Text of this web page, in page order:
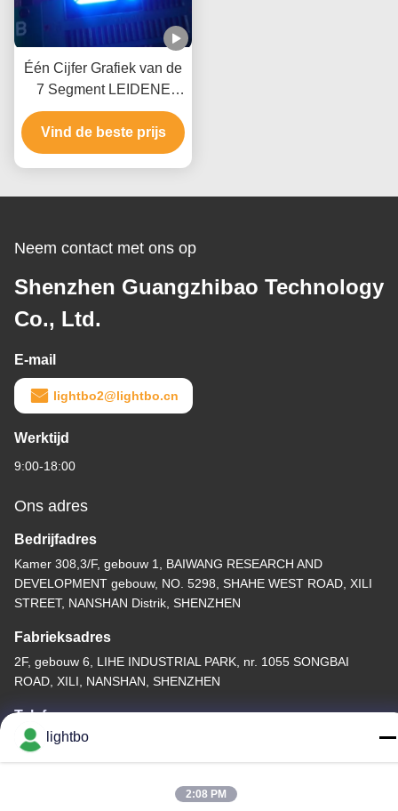
Één Cijfer Grafiek van de
7 Segment LEIDENE
Goedgekeurd Ce van
RoHS Vertonings
Volledig Kleur Binnen
Vind de beste prijs
Neem contact met ons op
Shenzhen Guangzhibao Technology
Co., Ltd.
E-mail
lightbo2@lightbo.cn
Werktijd
9:00-18:00
Ons adres
Bedrijfadres
Kamer 308,3/F, gebouw 1, BAIWANG RESEARCH AND
DEVELOPMENT gebouw, NO. 5298, SHAHE WEST ROAD, XILI
STREET, NANSHAN Distrik, SHENZHEN
Fabrieksadres
2F, gebouw 6, LIHE INDUSTRIAL PARK, nr. 1055 SONGBAI
ROAD, XILI, NANSHAN, SHENZHEN
Telefoon
86-755-83983496
lightbo
2:08 PM